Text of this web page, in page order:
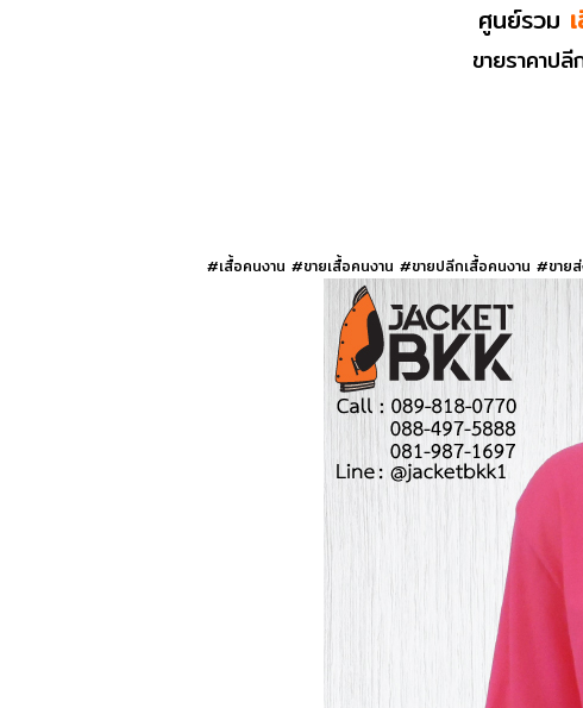
ศูนย์รวม
ขายราคาปลี
#เสื้อคนงาน #ขายเสื้อคนงาน #ขายปลีกเสื้อคนงาน #ขาย